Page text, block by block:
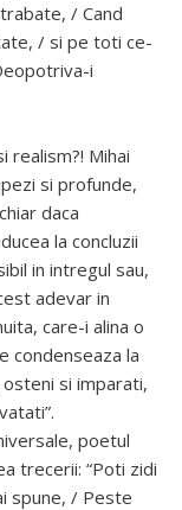
/ Cand
/ si pe toti ce-
i
realism?! Mihai
si profunde,
daca
la concluzii
in intregul sau,
adevar in
care-i alina o
condenseaza la
si imparati,
poetul
trecerii: “Poti zidi
spune, / Peste